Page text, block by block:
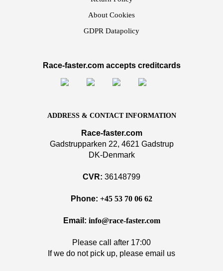
About Cookies
GDPR Datapolicy
Race-faster.com accepts creditcards
ADDRESS & CONTACT INFORMATION
Race-faster.com
Gadstrupparken 22, 4621 Gadstrup
DK-Denmark
CVR: 36148799
Phone: +45 53 70 06 62
Email: info@race-faster.com
Please call after 17:00
If we do not pick up, please email us